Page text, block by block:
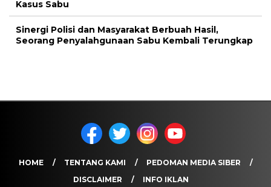
Kasus Sabu
Sinergi Polisi dan Masyarakat Berbuah Hasil,
Seorang Penyalahgunaan Sabu Kembali Terungkap
HOME TENTANG KAMI
PEDOMAN MEDIA SIBER
DISCLAIMER
INFO IKLAN